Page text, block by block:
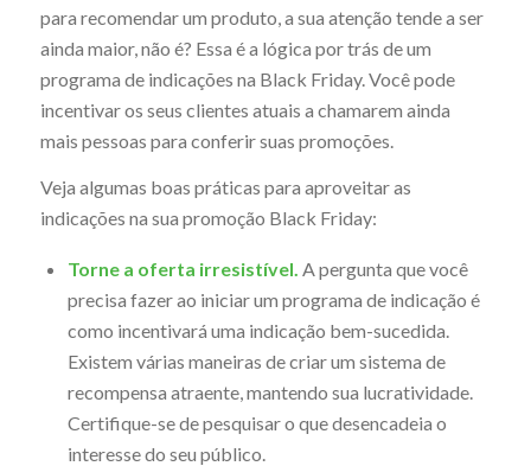
para recomendar um produto, a sua atenção tende a ser
ainda maior, não é? Essa é a lógica por trás de um
programa de indicações na Black Friday. Você pode
incentivar os seus clientes atuais a chamarem ainda
mais pessoas para conferir suas promoções.
Veja algumas boas práticas para aproveitar as
indicações na sua promoção Black Friday:
Torne a oferta irresistível. A pergunta que você
precisa fazer ao iniciar um programa de indicação é
como incentivará uma indicação bem-sucedida.
Existem várias maneiras de criar um sistema de
recompensa atraente, mantendo sua lucratividade.
Certifique-se de pesquisar o que desencadeia o
interesse do seu público.